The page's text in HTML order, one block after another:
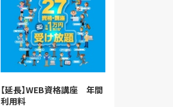
【延長】WEB資格講座 年間
利用料